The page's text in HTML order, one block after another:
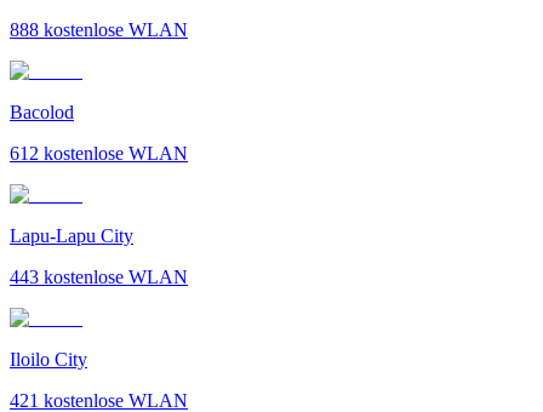
888 kostenlose WLAN
Bacolod
612 kostenlose WLAN
Lapu-Lapu City
443 kostenlose WLAN
Iloilo City
421 kostenlose WLAN